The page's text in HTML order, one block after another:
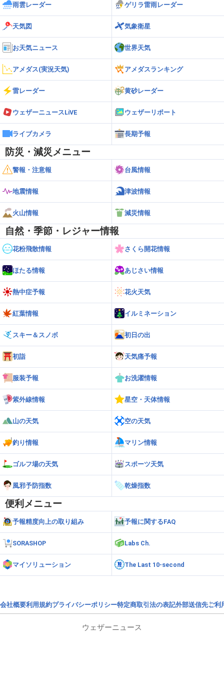
雨雲レーダー ゲリラ雷雨レーダー
天気図 気象衛星
お天気ニュース 世界天気
アメダス(実況天気) アメダスランキング
雷レーダー 黄砂レーダー
ウェザーニュースLiVE ウェザーリポート
ライブカメラ 長期予報
防災・減災メニュー
警報・注意報 台風情報
地震情報 津波情報
火山情報 減災情報
自然・季節・レジャー情報
花粉飛散情報 さくら開花情報
ほたる情報 あじさい情報
熱中症予報 花火天気
紅葉情報 イルミネーション
スキー＆スノボ 初日の出
初詣 天気痛予報
服装予報 お洗濯情報
紫外線情報 星空・天体情報
山の天気 空の天気
釣り情報 マリン情報
ゴルフ場の天気 スポーツ天気
風邪予防指数 乾燥指数
便利メニュー
予報精度向上の取り組み 予報に関するFAQ
SORASHOP Labs Ch.
マイソリューション The Last 10-second
会社概要利用規約プライバシーポリシー特定商取引法の表記外部送信先ご利
ウェザーニュース